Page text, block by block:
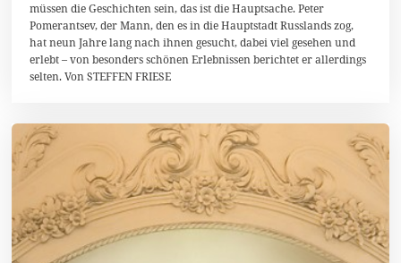
a
r
2
0
1
6
müssen die Geschichten sein, das ist die Hauptsache. Peter
Pomerantsev, der Mann, den es in die Hauptstadt Russlands zog,
hat neun Jahre lang nach ihnen gesucht, dabei viel gesehen und
erlebt – von besonders schönen Erlebnissen berichtet er allerdings
selten. Von STEFFEN FRIESE